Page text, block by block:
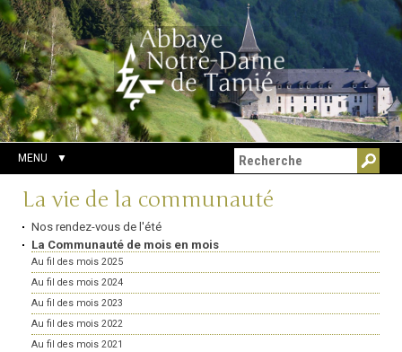
Aller
au
contenu.
|
Aller
à
la
navigation
Outils
personnels
Chercher par
Recherche
avancée…
MENU
Navigation
La vie de la communauté
Nos rendez-vous de l'été
La Communauté de mois en mois
Au fil des mois 2025
Au fil des mois 2024
Au fil des mois 2023
Au fil des mois 2022
Au fil des mois 2021